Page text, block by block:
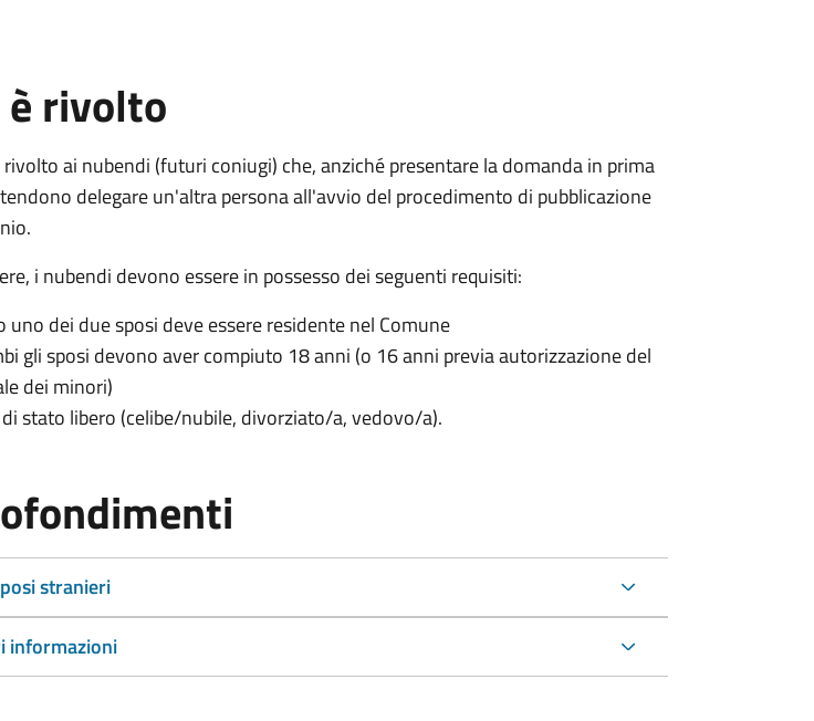
è rivolto
rivolto ai nubendi (futuri coniugi) che, anziché presentare la domanda in prima
delegare un'altra persona all'avvio del procedimento di pubblicazione
i nubendi devono essere in possesso dei seguenti requisiti:
uno dei due sposi deve essere residente nel Comune
gli sposi devono aver compiuto 18 anni (o 16 anni previa autorizzazione del
dei minori)
di stato libero (celibe/nubile, divorziato/a, vedovo/a).
stranieri
informazioni